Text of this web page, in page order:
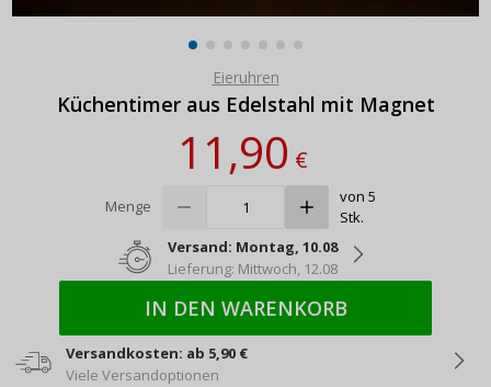
Eieruhren
Küchentimer aus Edelstahl mit Magnet
11,90€
Menge
von 5
Stk.
Versand: Montag, 10.08
Lieferung: Mittwoch, 12.08
IN DEN WARENKORB
Versandkosten: ab 5,90 €
Viele Versandoptionen